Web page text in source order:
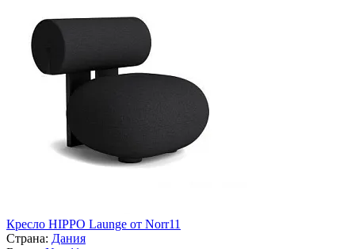
Кресло HIPPO Launge от Norr11
Страна: Дания